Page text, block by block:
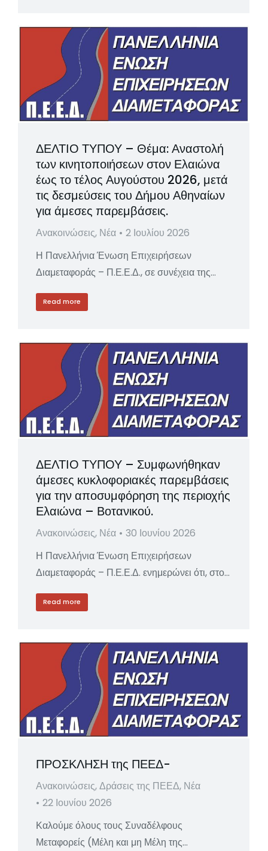
ΔΕΛΤΙΟ ΤΥΠΟΥ – Θέμα: Αναστολή
των κινητοποιήσεων στον Ελαιώνα
έως το τέλος Αυγούστου 2026, μετά
τις δεσμεύσεις του Δήμου Αθηναίων
για άμεσες παρεμβάσεις.
Ανακοινώσεις, Νέα
2 Ιουλίου 2026
Η Πανελλήνια Ένωση Επιχειρήσεων
Διαμεταφοράς – Π.Ε.Ε.Δ., σε συνέχεια της…
Read more
ΔΕΛΤΙΟ ΤΥΠΟΥ – Συμφωνήθηκαν
άμεσες κυκλοφοριακές παρεμβάσεις
για την αποσυμφόρηση της περιοχής
Ελαιώνα – Βοτανικού.
Ανακοινώσεις, Νέα
30 Ιουνίου 2026
Η Πανελλήνια Ένωση Επιχειρήσεων
Διαμεταφοράς – Π.Ε.Ε.Δ. ενημερώνει ότι, στο…
Read more
ΠΡΟΣΚΛΗΣΗ της ΠΕΕΔ-
Ανακοινώσεις,Δράσεις της ΠΕΕΔ, Νέα
22 Ιουνίου 2026
Καλούμε όλους τους Συναδέλφους
Μεταφορείς (Μέλη και μη Μέλη της…